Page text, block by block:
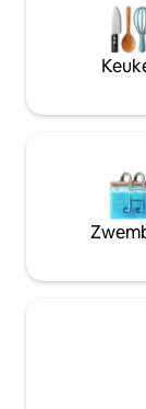
serene
een gevoel van
urbanisatie La